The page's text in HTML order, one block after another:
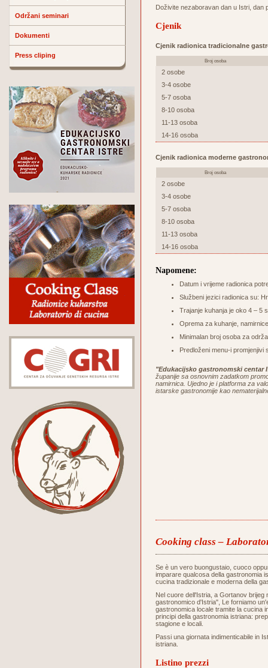
Održani seminari
Dokumenti
Press cliping
Doživite nezaboravan dan u Istri, dan
Cjenik
Cjenik radionica tradicionalne
Broj osoba
2 osobe
3-4 osobe
5-7 osoba
8-10 osoba
11-13 osoba
14-16 osoba
Cjenik radionica moderne
Broj osoba
2 osobe
3-4 osobe
5-7 osoba
8-10 osoba
11-13 osoba
14-16 osoba
Napomene:
Datum i vrijeme radionica
Službeni jezici radionica su:
Trajanje kuhanja je oko 4 – 5
Oprema za kuhanje,
Minimalan broj osoba za
Predloženi menu-i promjenjivi
"Edukacijsko gastronomski centar
županije sa osnovnim zadatkom
namirnica. Ujedno je i platforma za
istarske gastronomije kao
Cooking class –
Se è un vero buongustaio, cuoco
imparare qualcosa della gastronomia
cucina tradizionale e moderna della
Nel cuore dell'Istria, a Gortanov
gastronomico d'Istria", Le forniamo
gastronomica locale tramite la cucina
principi della gastronomia istriana:
stagione e locali.
Passi una giornata indimenticabile in
istriana.
Listino prezzi